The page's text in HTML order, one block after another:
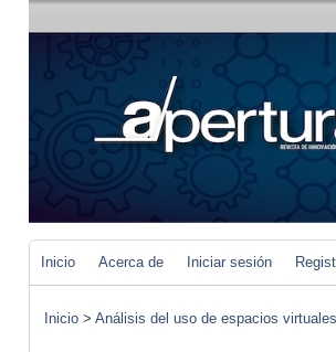
Inicio Acerca de Iniciar sesión
Inicio > Análisis del uso de espacios